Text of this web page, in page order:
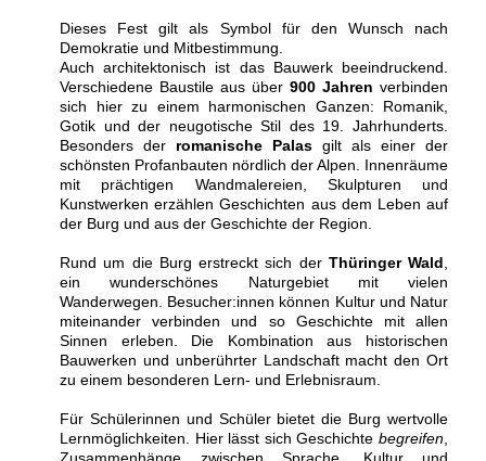
Dieses Fest gilt als Symbol für den Wunsch nach
Demokratie und Mitbestimmung.
Auch architektonisch ist das Bauwerk beeindruckend.
Verschiedene Baustile aus über 900 Jahren verbinden
sich hier zu einem harmonischen Ganzen: Romanik,
Gotik und der neugotische Stil des 19. Jahrhunderts.
Besonders der romanische Palas gilt als einer der
schönsten Profanbauten nördlich der Alpen. Innenräume
mit prächtigen Wandmalereien, Skulpturen und
Kunstwerken erzählen Geschichten aus dem Leben auf
der Burg und aus der Geschichte der Region.
Rund um die Burg erstreckt sich der Thüringer Wald,
ein wunderschönes Naturgebiet mit vielen
Wanderwegen. Besucher:innen können Kultur und Natur
miteinander verbinden und so Geschichte mit allen
Sinnen erleben. Die Kombination aus historischen
Bauwerken und unberührter Landschaft macht den Ort
zu einem besonderen Lern- und Erlebnisraum.
Für Schülerinnen und Schüler bietet die Burg wertvolle
Lernmöglichkeiten. Hier lässt sich Geschichte begreifen,